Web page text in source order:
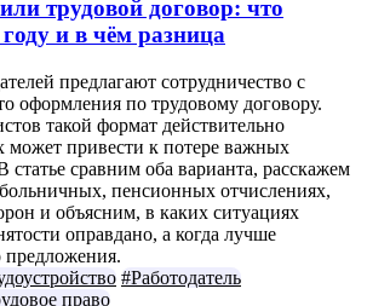
трудовой договор: что
и в чём разница
предлагают сотрудничество с
оформления по трудовому договору.
такой формат действительно
может привести к потере важных
статье сравним оба варианта, расскажем
пенсионных отчислениях,
и объясним, в каких ситуациях
оправдано, а когда лучше
предложения.
#Работодатель
право